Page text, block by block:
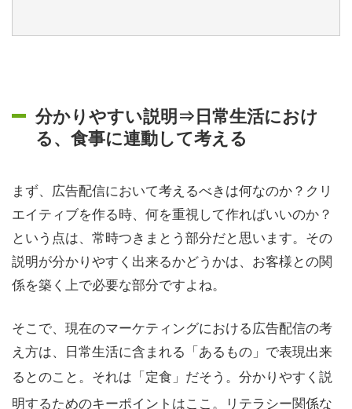
分かりやすい説明⇒日常生活におけ
る、食事に連動して考える
まず、広告配信において考えるべきは何なのか？クリ
エイティブを作る時、何を重視して作ればいいのか？
という点は、常時つきまとう部分だと思います。その
説明が分かりやすく出来るかどうかは、お客様との関
係を築く上で必要な部分ですよね。
そこで、現在のマーケティングにおける広告配信の考
え方は、日常生活に含まれる「あるもの」で表現出来
るとのこと。 それは 「定食」 だそう。 分かりやすく説
明するためのキーポイント はここ。リテラシー関係な